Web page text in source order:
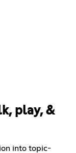
play, &
into topic-